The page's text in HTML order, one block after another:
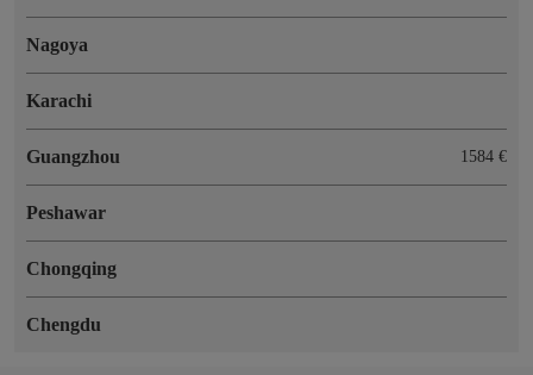
Nagoya
Karachi
Guangzhou 1584 €
Peshawar
Chongqing
Chengdu